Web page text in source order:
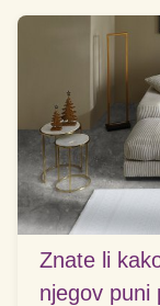
Znate li
njegov puni